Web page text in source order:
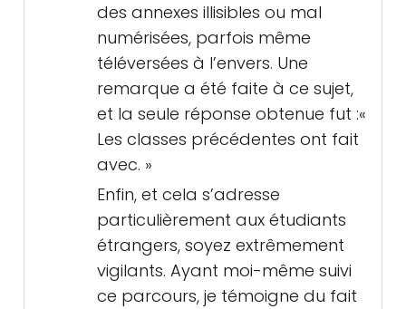
des annexes illisibles ou mal
numérisées, parfois même
téléversées à l’envers. Une
remarque a été faite à ce sujet,
et la seule réponse obtenue fut :«
Les classes précédentes ont fait
avec. »
Enfin, et cela s’adresse
particulièrement aux étudiants
étrangers, soyez extrêmement
vigilants. Ayant moi-même suivi
ce parcours, je témoigne du fait